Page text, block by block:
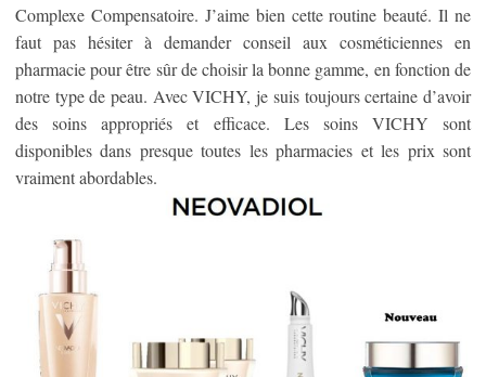
Complexe Compensatoire. J’aime bien cette routine beauté. Il ne
faut pas hésiter à demander conseil aux cosméticiennes en
pharmacie pour être sûr de choisir la bonne gamme, en fonction de
notre type de peau. Avec VICHY, je suis toujours certaine d’avoir
des soins appropriés et efficace. Les soins VICHY sont
disponibles dans presque toutes les pharmacies et les prix sont
vraiment abordables.